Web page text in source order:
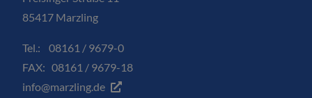
85417 Marzling
Tel.: 08161 / 9679-0
FAX: 08161 / 9679-18
info@marzling.de